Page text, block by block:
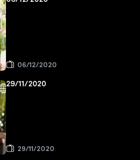
06/12/2020
29/11/2020
29/11/2020